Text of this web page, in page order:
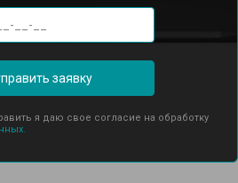
заявку
я даю свое согласие на обработку